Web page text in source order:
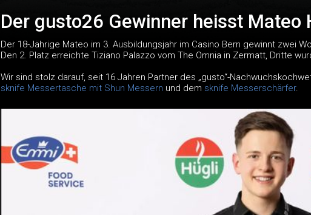
Der gusto26 Gewinner heisst Mateo
Der 18-Jährige Mateo im 3. Ausbildungsjahr im Casino Bern gewinnt zwei
Den 2. Platz erreichte Tiziano Palazzo vom The Omnia in Zermatt, Dritte
Wir sind stolz darauf, seit 16 Jahren Partner des „gusto“-
sknife Messertasche mit Shun Messern und dem sknife Messerschärfer.